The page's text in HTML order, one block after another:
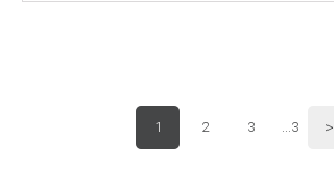
1 2 3 ...3 >